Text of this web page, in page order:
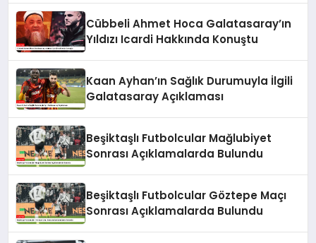
Cübbeli Ahmet Hoca Galatasaray’ın
Yıldızı Icardi Hakkında Konuştu
Kaan Ayhan’ın Sağlık Durumuyla İlgili
Galatasaray Açıklaması
Beşiktaşlı Futbolcular Mağlubiyet
Sonrası Açıklamalarda Bulundu
Beşiktaşlı Futbolcular Göztepe Maçı
Sonrası Açıklamalarda Bulundu